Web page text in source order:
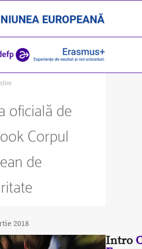
oficială de
Corpul
de
2018
Intro